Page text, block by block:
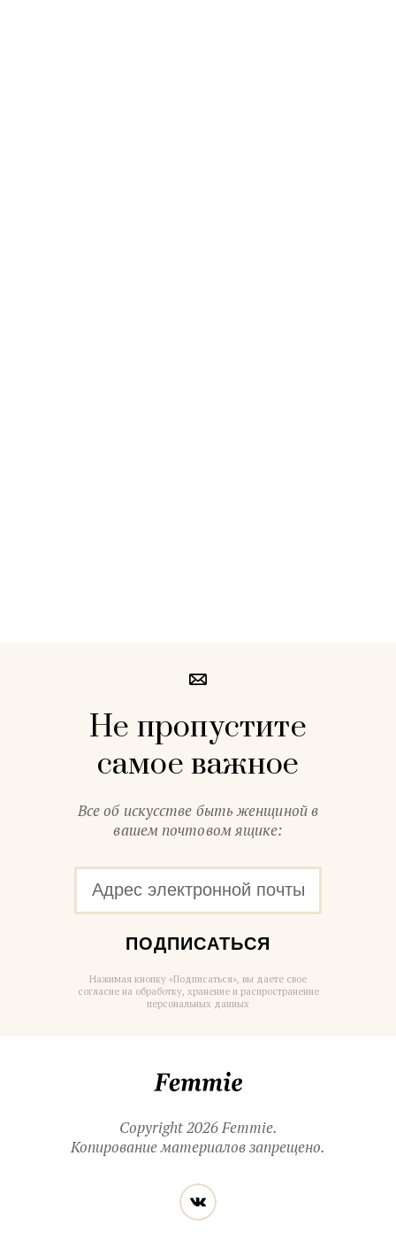
Не пропустите
самое важное
Все об искусстве быть женщиной в
вашем почтовом ящике:
ПОДПИСАТЬСЯ
Нажимая кнопку «Подписаться», вы даете свое
согласие на обработку, хранение и распространение
персональных данных
Copyright 2026 Femmie.
Копирование материалов запрещено.
Читайте
нас
в социальных